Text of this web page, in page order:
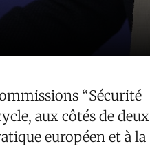
“Sécurité
aux côtés de deux
européen et à la